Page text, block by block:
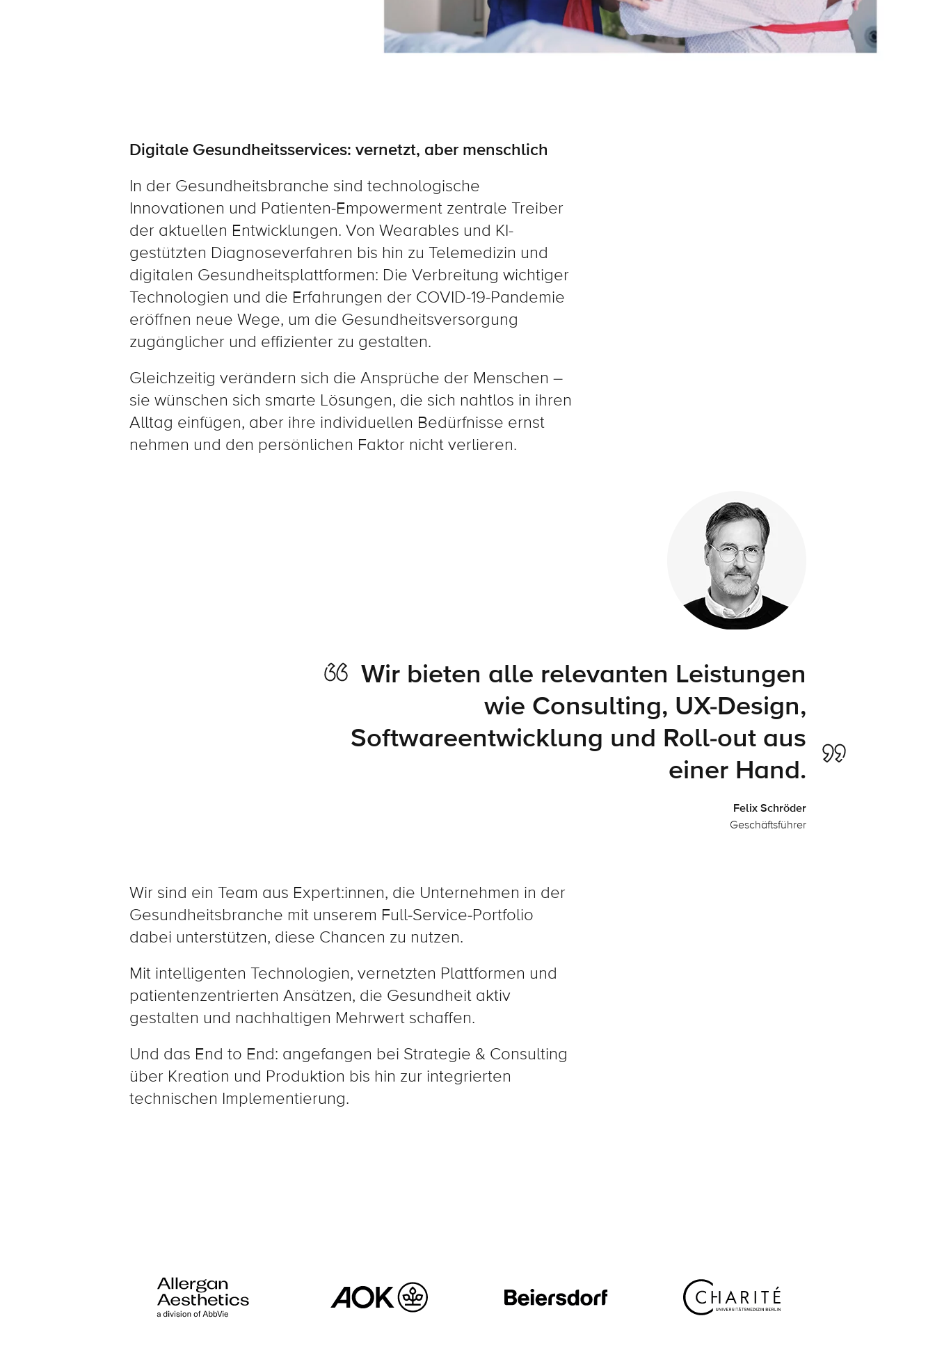
Digitale Gesundheitsservices: vernetzt, aber menschlich
In der Gesundheitsbranche sind technologische
Innovationen und Patienten-Empowerment zentrale Treiber
der aktuellen Entwicklungen. Von Wearables und KI-
gestützten Diagnoseverfahren bis hin zu Telemedizin und
digitalen Gesundheitsplattformen: Die Verbreitung wichtiger
Technologien und die Erfahrungen der COVID-19-Pandemie
eröffnen neue Wege, um die Gesundheitsversorgung
zugänglicher und effizienter zu gestalten.
Gleichzeitig verändern sich die Ansprüche der Menschen –
sie wünschen sich smarte Lösungen, die sich nahtlos in ihren
Alltag einfügen, aber ihre individuellen Bedürfnisse ernst
nehmen und den persönlichen Faktor nicht verlieren.
Wir bieten alle relevanten Leistungen
wie Consulting, UX-Design,
Softwareentwicklung und Roll-out aus
einer Hand.
Felix Schröder
Geschäftsführer
Wir sind ein Team aus Expert:innen, die Unternehmen in der
Gesundheitsbranche mit unserem Full-Service-Portfolio
dabei unterstützen, diese Chancen zu nutzen.
Mit intelligenten Technologien, vernetzten Plattformen und
patientenzentrierten Ansätzen, die Gesundheit aktiv
gestalten und nachhaltigen Mehrwert schaffen.
Und das End to End: angefangen bei Strategie & Consulting
über Kreation und Produktion bis hin zur integrierten
technischen Implementierung.